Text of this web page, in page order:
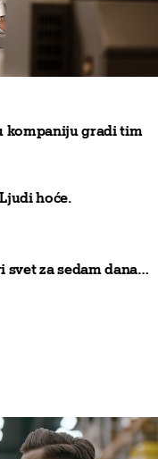
kompaniju gradi tim
hoće.
svet za sedam dana…